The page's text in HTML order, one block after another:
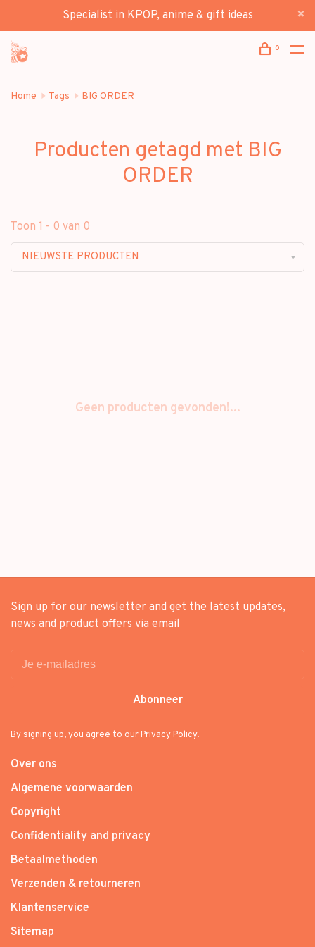
Specialist in KPOP, anime & gift ideas
0
Home Tags BIG ORDER
Producten getagd met BIG
ORDER
Toon 1 - 0 van 0
NIEUWSTE PRODUCTEN
Geen producten gevonden!...
Sign up for our newsletter and get the latest updates,
news and product offers via email
Abonneer
By signing up, you agree to our Privacy Policy.
Over ons
Algemene voorwaarden
Copyright
Confidentiality and privacy
Betaalmethoden
Verzenden & retourneren
Klantenservice
Sitemap